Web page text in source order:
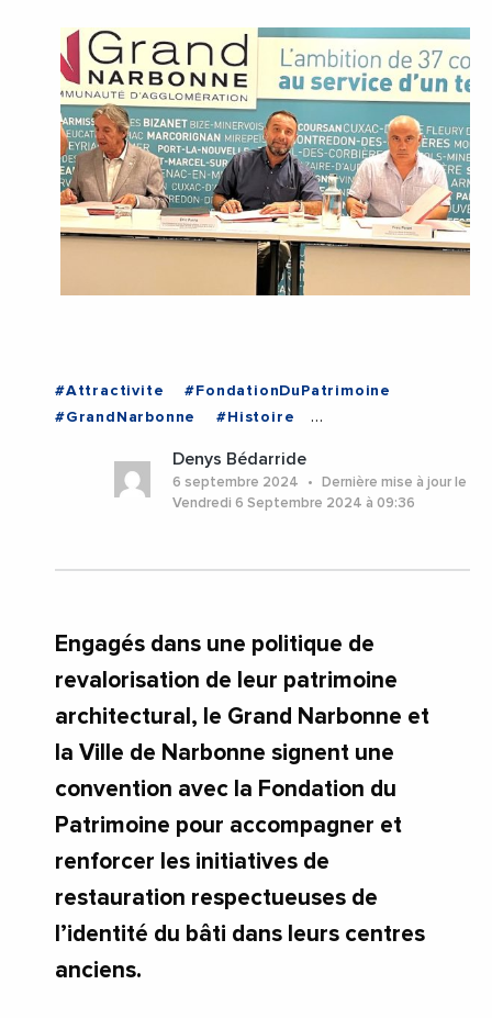
#Attractivite
#FondationDuPatrimoine
#GrandNarbonne
#Histoire
#VilleDeNarbonne
#Aude
#Narbonne
#Occitanie
Denys Bédarride
6 septembre 2024
Dernière mise à jour le
Vendredi 6 Septembre 2024 à 09:36
Engagés dans une politique de
revalorisation de leur patrimoine
architectural, le Grand Narbonne et
la Ville de Narbonne signent une
convention avec la Fondation du
Patrimoine pour accompagner et
renforcer les initiatives de
restauration respectueuses de
l’identité du bâti dans leurs centres
anciens.